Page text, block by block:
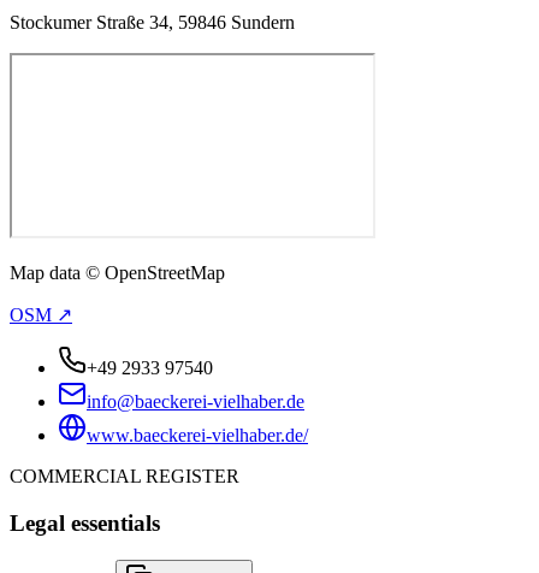
Stockumer Straße 34, 59846 Sundern
Map data © OpenStreetMap
OSM ↗
+49 2933 97540
info@baeckerei-vielhaber.de
www.baeckerei-vielhaber.de/
COMMERCIAL REGISTER
Legal essentials